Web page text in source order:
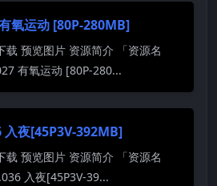
氧运动 [80P-280MB]
预览图片 资源简介 「资源名
有氧运动 [80P-280...
夜[45P3V-392MB]
预览图片 资源简介 「资源名
入夜[45P3V-39...